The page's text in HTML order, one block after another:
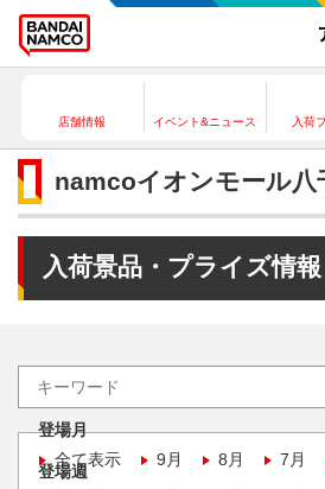
店舗情報 イベント&ニュース 入荷
namcoイオンモール八
入荷景品・プライズ情報
登場月
全て表示
9月 8月 7月
登場週